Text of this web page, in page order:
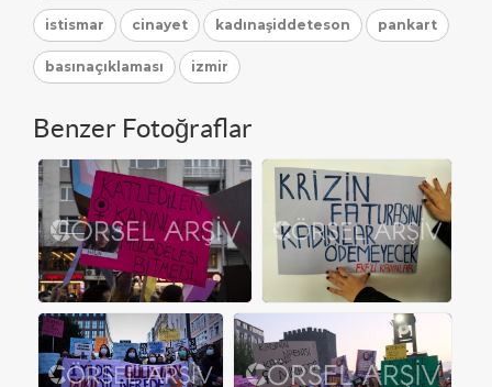
istismar cinayet kadınaşiddeteson pankart
basınaçıklaması izmir
Benzer Fotoğraflar